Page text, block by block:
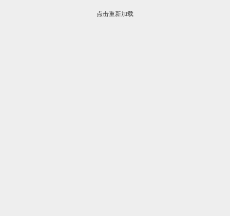
点击重新加载